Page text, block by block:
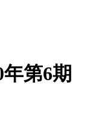
年第6期